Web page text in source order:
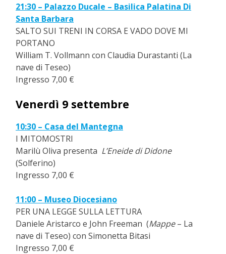
21:30 – Palazzo Ducale – Basilica Palatina Di
Santa Barbara
SALTO SUI TRENI IN CORSA E VADO DOVE MI
PORTANO
William T. Vollmann con Claudia Durastanti (La
nave di Teseo)
Ingresso 7,00 €
Venerdì 9 settembre
10:30 – Casa del Mantegna
I MITOMOSTRI
Marilù Oliva presenta L’Eneide di Didone
(Solferino)
Ingresso 7,00 €
11:00 – Museo Diocesiano
PER UNA LEGGE SULLA LETTURA
Daniele Aristarco e John Freeman (Mappe– La
nave di Teseo) con Simonetta Bitasi
Ingresso 7,00 €